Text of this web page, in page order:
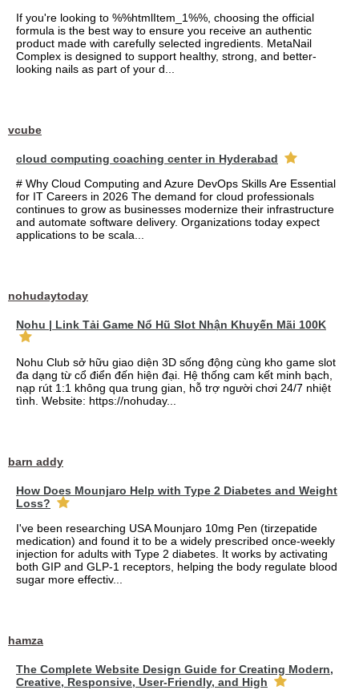
If you're looking to %%htmlItem_1%%, choosing the official
formula is the best way to ensure you receive an authentic
product made with carefully selected ingredients. MetaNail
Complex is designed to support healthy, strong, and better-
looking nails as part of your d...
vcube
cloud computing coaching center in Hyderabad
# Why Cloud Computing and Azure DevOps Skills Are Essential
for IT Careers in 2026 The demand for cloud professionals
continues to grow as businesses modernize their infrastructure
and automate software delivery. Organizations today expect
applications to be scala...
nohudaytoday
Nohu | Link Tải Game Nổ Hũ Slot Nhận Khuyến Mãi 100K
Nohu Club sở hữu giao diện 3D sống động cùng kho game slot
đa dạng từ cổ điển đến hiện đại. Hệ thống cam kết minh bạch,
nạp rút 1:1 không qua trung gian, hỗ trợ người chơi 24/7 nhiệt
tình. Website: https://nohuday...
barn addy
How Does Mounjaro Help with Type 2 Diabetes and Weight
Loss?
I've been researching USA Mounjaro 10mg Pen (tirzepatide
medication) and found it to be a widely prescribed once-weekly
injection for adults with Type 2 diabetes. It works by activating
both GIP and GLP-1 receptors, helping the body regulate blood
sugar more effectiv...
hamza
The Complete Website Design Guide for Creating Modern,
Creative, Responsive, User-Friendly, and High